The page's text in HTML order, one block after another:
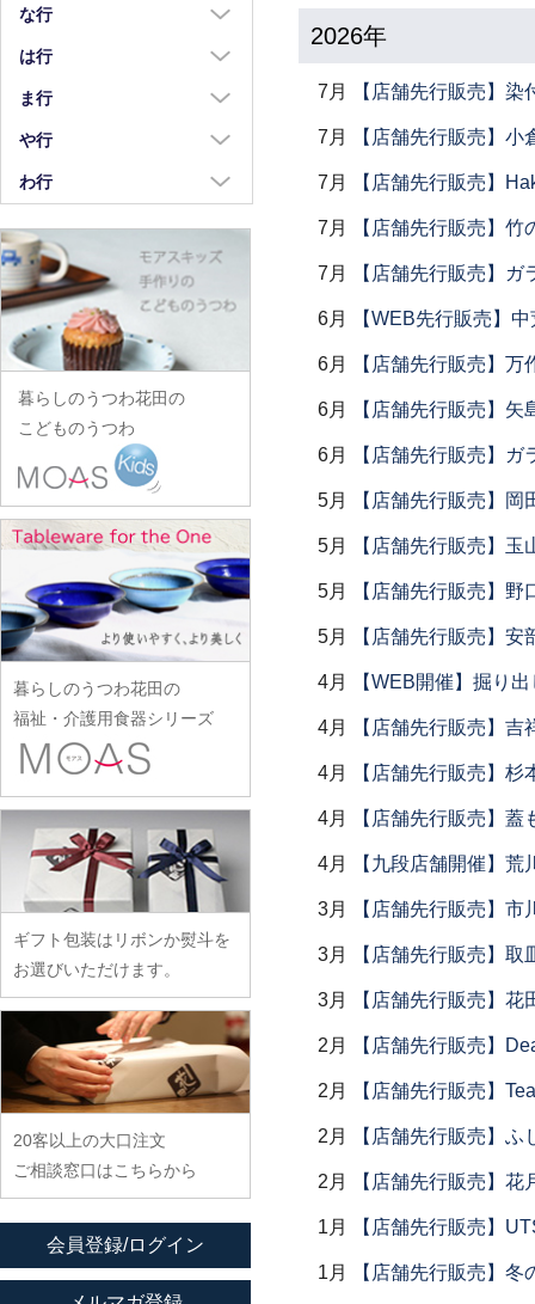
2026年
7月 【店舗先行販売】染
7月 【店舗先行販売】
7月 【店舗先行販売】
7月 【店舗先行販売】竹
7月 【店舗先行販売】ガ
6月 【WEB先行販売】
6月 【店舗先行販売】万
6月 【店舗先行販売】
6月 【店舗先行販売】ガ
5月 【店舗先行販売】岡
5月 【店舗先行販売】
5月 【店舗先行販売】野
5月 【店舗先行販売】
4月 【WEB開催】掘り
4月 【店舗先行販売】吉
4月 【店舗先行販売】
4月 【店舗先行販売】蓋
4月 【九段店舗開催】荒
3月 【店舗先行販売】
3月 【店舗先行販売】取
3月 【店舗先行販売】
2月 【店舗先行販売】
2月 【店舗先行販売】
2月 【店舗先行販売】
2月 【店舗先行販売】花
1月 【店舗先行販売】
1月 【店舗先行販売】冬
荒川真吾
荒賀文成
有馬和博
iiDA Woodturning
伊賀焼土楽
池島直人
池島仁美
生島賢
生島明水
池田大介
石川漆宝堂
石田誠
和泉良法
市川知也
伊藤聡信
伊藤孝英
井銅心平
稲村真耶
イム サエム
イレヤガラス
岩舘隆（浄法寺）
臼田けい子
海野裕
浦陽子
遠藤マサヒロ
大井寛史
大久保公太郎
大沢和義
大平新五
大前史
大和田友香
河上智美
川合孝知
川辺忠
川村宏樹
幹山繁太
季更器窯
岸野寛
北野敏一（犀ノ音窯）
日下華子
葛和万紀
工藤和彦
熊谷峻
小泉敦信
こいずみみゆき
古賀雄二郎
小寺暁洋
小林巧征
小牧広平
近藤亮介
佐川岳彦
佐々木暢子
重田良古
島田まるみ
志村睦彦
城進
菅原博之
杉本太郎
鈴木重孝
鈴木潤吾
鈴木涼子
須谷窯
高島慎一
高木剛
瀧田操
田中あい
田中佐和子
谷口嘉
谷永太郎
玉山保男
田沼英里
崔在皓
滴生舎
土井康治朗
土井宏友
陶房独歩炎
徳永遊心
富山孝一
土本訓寛・土本久美子
な行
中荒江道子
中尾万作
中川紀夫
中町いずみ
中村一也
中村幸一郎
d.Tam 中村孝子/桃子
中村智美
中村真紀
中山孝志
名古路英介
西納三枝
野口悦士
は行
橋村大作
長谷川由香
畑中篤
花岡隆
花田オリジナル
羽生直記
林京子
林拓児
原口潔
原田七重
原田譲
原光弘
日高伸治
日高直子
ヒヅミ峠舎
樋山真弓
平岡正弘
平林秀幸
廣野俊彦
廣政毅
ふじい製作所
藤崎均
藤田永子
藤塚光男
ほたる窯
堀畑蘭
ま行
前田麻美
正木春蔵
松浦コータロー
松浦ナオコ
松葉勇輝
松本郁美
松本優樹
松本良夫
三浦侑子
水垣千悦
水野克俊
みずのみさ
光井威善
三留舞
宮岡麻衣子
宮崎孝彦
三輪周太郎
武曽健一
村田森
村田菜穂美
木工ヤマニ
森知恵子
森悠紀子
森下綾
や行
八木橋昇
山口硝子
山口利枝
山崎葉
山田洋次
山田隆太郎
山中恵介
山本哲也
山本恭代
山本亮平
Yu-ten
雪ノ浦裕一
吉岡将弐
吉田学
余宮隆
わ行
ワダコーヘー
渡辺信史
渡邊心平
暮らしのうつわ花田の
こどものうつわ
暮らしのうつわ花田の
福祉・介護用食器シリーズ
ギフト包装はリボンか熨斗を
お選びいただけます。
20客以上の大口注文
ご相談窓口はこちらから
会員登録/ログイン